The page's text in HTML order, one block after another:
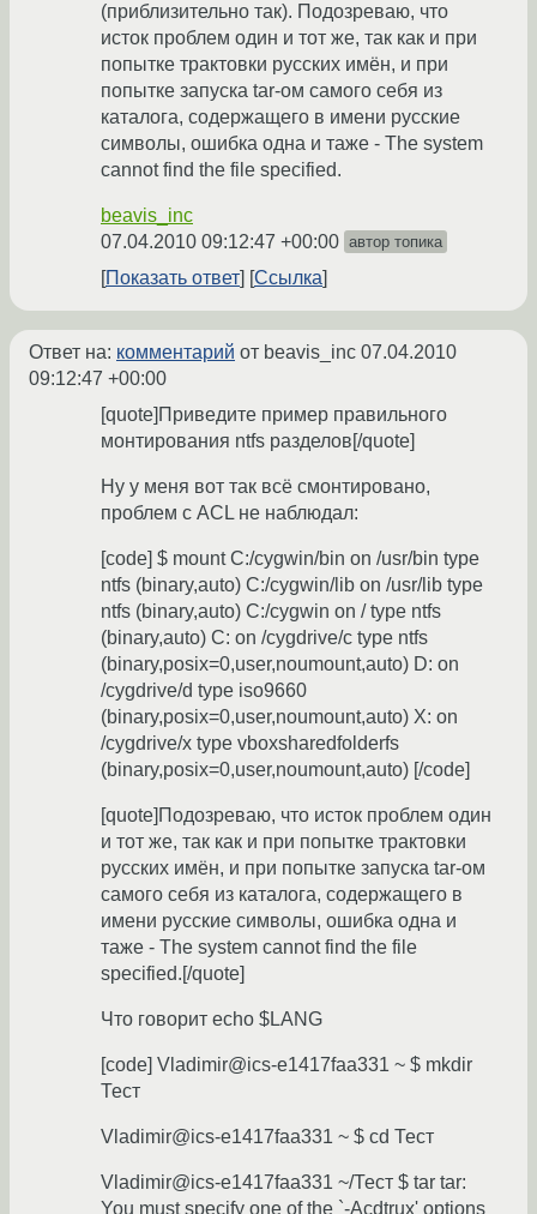
(приблизительно так). Подозреваю, что
исток проблем один и тот же, так как и при
попытке трактовки русских имён, и при
попытке запуска tar-ом самого себя из
каталога, содержащего в имени русские
символы, ошибка одна и таже - The system
cannot find the file specified.
beavis_inc
07.04.2010 09:12:47 +00:00 автор топика
Показать ответ Ссылка
Ответ на: комментарий от beavis_inc 07.04.2010
09:12:47 +00:00
[quote]Приведите пример правильного
монтирования ntfs разделов[/quote]
Ну у меня вот так всё смонтировано,
проблем с ACL не наблюдал:
[code] $ mount C:/cygwin/bin on /usr/bin type
ntfs (binary,auto) C:/cygwin/lib on /usr/lib type
ntfs (binary,auto) C:/cygwin on / type ntfs
(binary,auto) C: on /cygdrive/c type ntfs
(binary,posix=0,user,noumount,auto) D: on
/cygdrive/d type iso9660
(binary,posix=0,user,noumount,auto) X: on
/cygdrive/x type vboxsharedfolderfs
(binary,posix=0,user,noumount,auto) [/code]
[quote]Подозреваю, что исток проблем один
и тот же, так как и при попытке трактовки
русских имён, и при попытке запуска tar-ом
самого себя из каталога, содержащего в
имени русские символы, ошибка одна и
таже - The system cannot find the file
specified.[/quote]
Что говорит echo $LANG
[code] Vladimir@ics-e1417faa331 ~ $ mkdir
Тест
Vladimir@ics-e1417faa331 ~ $ cd Тест
Vladimir@ics-e1417faa331 ~/Тест $ tar tar:
You must specify one of the `-Acdtrux' options